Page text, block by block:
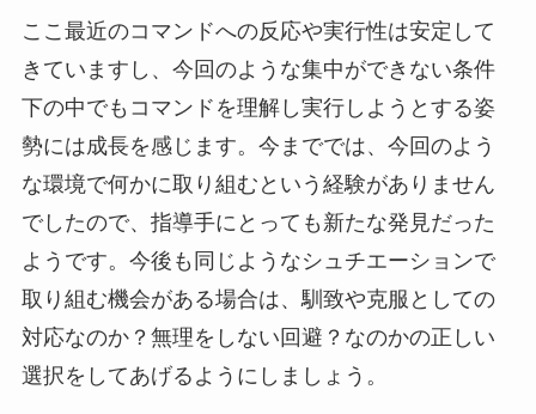
ここ最近のコマンドへの反応や実行性は安定して
きていますし、今回のような集中ができない条件
下の中でもコマンドを理解し実行しようとする姿
勢には成長を感じます。今まででは、今回のよう
な環境で何かに取り組むという経験がありません
でしたので、指導手にとっても新たな発見だった
ようです。今後も同じようなシュチエーションで
取り組む機会がある場合は、馴致や克服としての
対応なのか？無理をしない回避？なのかの正しい
選択をしてあげるようにしましょう。